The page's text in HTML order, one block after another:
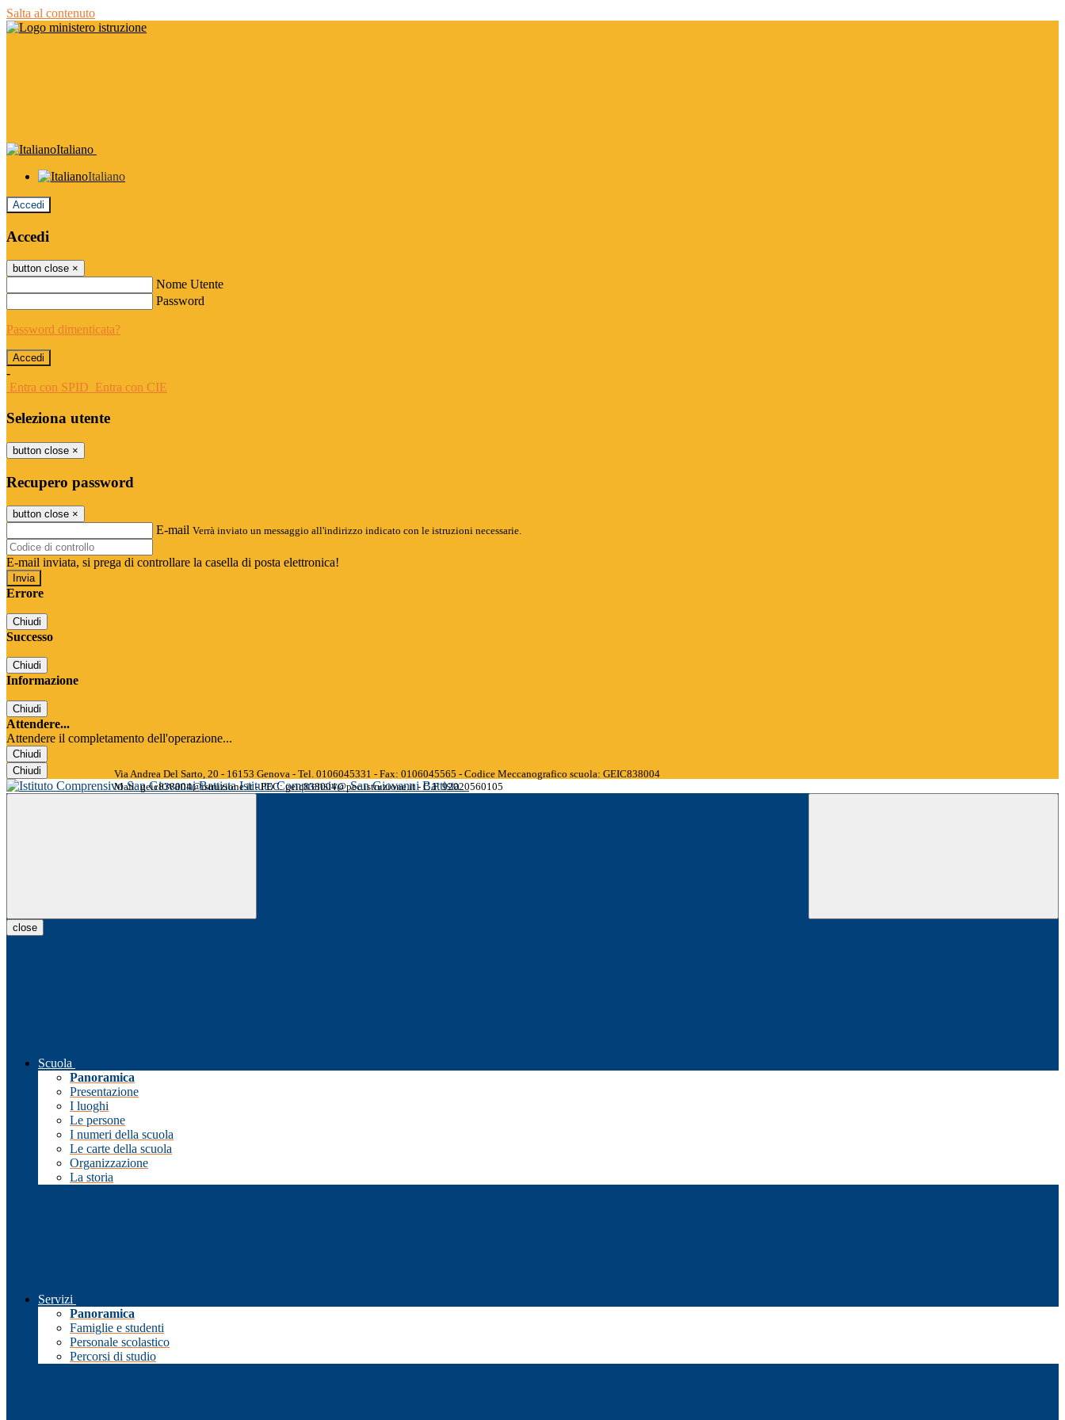
Salta al contenuto
Italiano
Italiano
Accedi
Accedi
button close ×
Nome Utente
Password
Password dimenticata?
-
Entra con SPID Entra con CIE
Seleziona utente
button close ×
Recupero password
button close ×
E-mail Verrà inviato un messaggio all'indirizzo indicato con le istruzioni necessarie.
E-mail inviata, si prega di controllare la casella di posta elettronica!
Errore
Chiudi
Successo
Chiudi
Informazione
Chiudi
Attendere...
Attendere il completamento dell'operazione...
Chiudi
Chiudi
Istituto Comprensivo San Giovanni Battista
Via Andrea Del Sarto, 20 - 16153 Genova - Tel. 0106045331 - Fax: 0106045565 - Codice Meccanografico scuola: GEIC838004
Mail: geic838004@istruzione.it - PEC: geic838004@pec.istruzione.it - C.F. 92020560105
close
Scuola
Panoramica
Presentazione
I luoghi
Le persone
I numeri della scuola
Le carte della scuola
Organizzazione
La storia
Servizi
Panoramica
Famiglie e studenti
Personale scolastico
Percorsi di studio